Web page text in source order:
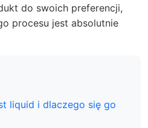
do swoich preferencji,
procesu jest absolutnie
liquid i dlaczego się go